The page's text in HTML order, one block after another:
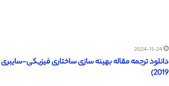
2024-11-24
دانلود ترجمه مقاله بهینه سازی ساختاری فیزیکی-
2019)